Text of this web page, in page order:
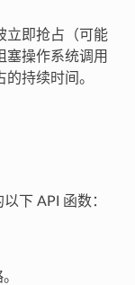
立即抢占（可能
塞操作系统调用
持续时间。
下 API 函数：